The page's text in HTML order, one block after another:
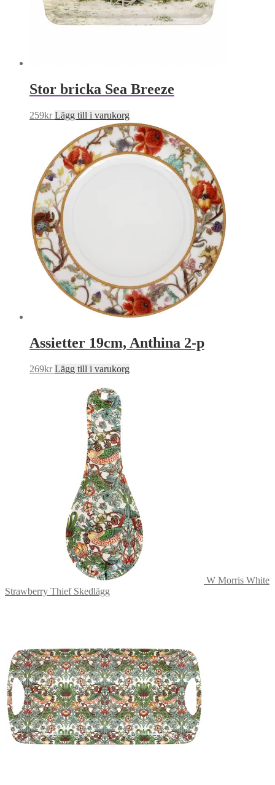
Stor bricka Sea Breeze
259kr Lägg till i varukorg
Assietter 19cm, Anthina 2-p
269kr Lägg till i varukorg
W Morris White
Strawberry Thief Skedlägg